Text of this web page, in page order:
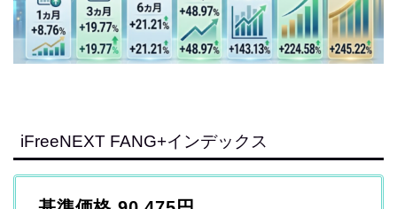
iFreeNEXT FANG+インデックス